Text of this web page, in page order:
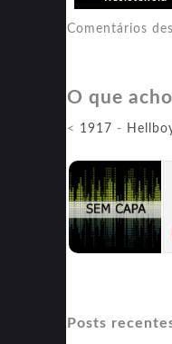
Comentários
O que
< 1917 -
Posts